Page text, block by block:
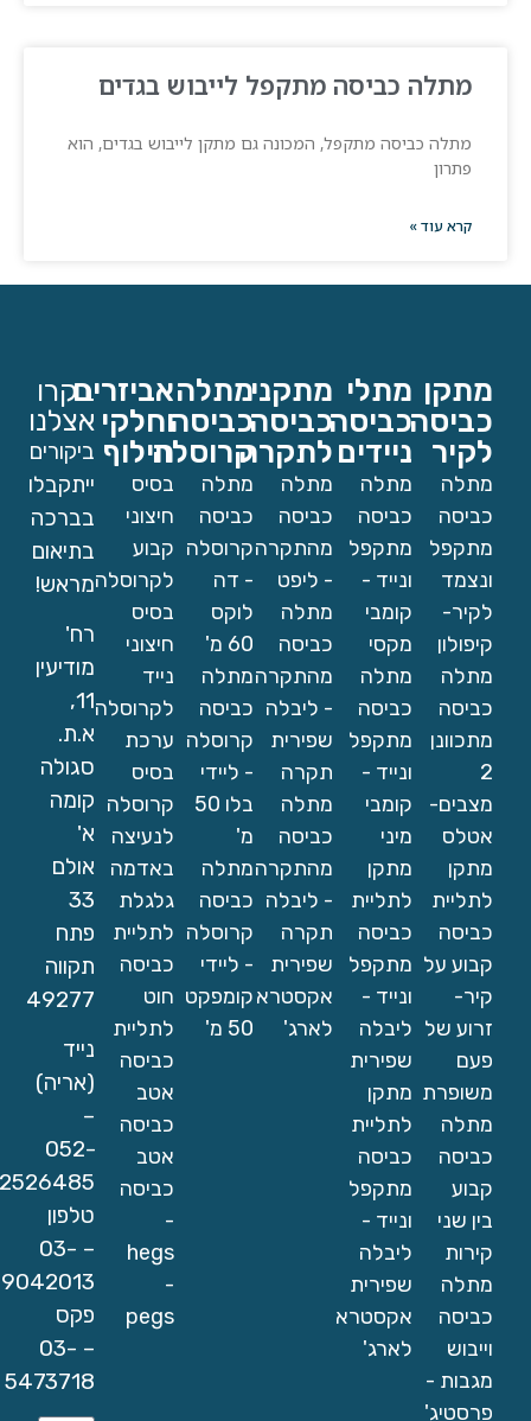
מתלה כביסה מתקפל לייבוש בגדים
מתלה כביסה מתקפל, המכונה גם מתקן לייבוש בגדים, הוא
פתרון
קרא עוד »
מתקן
כביסה
לקיר
מתלה
כביסה
מתקפל
ונצמד
לקיר-
קיפולון
מתלה
כביסה
מתכוונן
2
מצבים-
אטלס
מתקן
לתליית
כביסה
קבוע על
קיר-
זרוע של
פעם
משופרת
מתלה
כביסה
קבוע
בין שני
קירות
מתלה
כביסה
וייבוש
מגבות -
פרסטיג'
מתלי
כביסה
ניידים
מתלה
כביסה
מתקפל
ונייד -
קומבי
מקסי
מתלה
כביסה
מתקפל
ונייד -
קומבי
מיני
מתקן
לתליית
כביסה
מתקפל
ונייד -
ליבלה
שפירית
מתקן
לתליית
כביסה
מתקפל
ונייד -
ליבלה
שפירית
אקסטרא
לארג'
מתקני
כביסה
לתקרה
מתלה
כביסה
מהתקרה
- ליפט
מתלה
כביסה
מהתקרה
- ליבלה
שפירית
תקרה
מתלה
כביסה
מהתקרה
- ליבלה
תקרה
שפירית
אקסטרא
לארג'
מתלה
כביסה
קרוסלה
מתלה
כביסה
קרוסלה
- דה
לוקס
60 מ'
מתלה
כביסה
קרוסלה
- ליידי
בלו 50
מ'
מתלה
כביסה
קרוסלה
- ליידי
קומפקט
50 מ'
אביזרים
וחלקי
חילוף
בסיס
חיצוני
קבוע
לקרוסלה
בסיס
חיצוני
נייד
לקרוסלה
ערכת
בסיס
קרוסלה
לנעיצה
באדמה
גלגלת
לתליית
כביסה
חוט
לתליית
כביסה
אטב
כביסה
אטב
כביסה
-
hegs
-
pegs
בקרו
אצלנו
ביקורים
ייתקבלו
בברכה
בתיאום
מראש!
רח'
מודיעין
11,
א.ת.
סגולה
קומה
א'
אולם
33
פתח
תקווה
49277
נייד
(אריה)
–
052-
2526485
טלפון
– 03-
9042013
פקס
– 03-
5473718